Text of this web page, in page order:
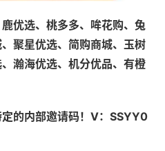
优选、桃多多、哞花购、兔
聚星优选、简购商城、玉树
瀚海优选、机分优品、有橙
的内部邀请码！V：SSYY0